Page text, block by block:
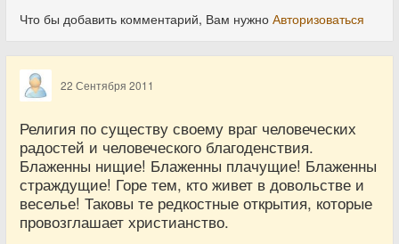
Что бы добавить комментарий, Вам нужно Авторизоваться
22 Сентября 2011
Религия по существу своему враг человеческих
радостей и человеческого благоденствия.
Блаженны нищие! Блаженны плачущие! Блаженны
страждущие! Горе тем, кто живет в довольстве и
веселье! Таковы те редкостные открытия, которые
провозглашает христианство.